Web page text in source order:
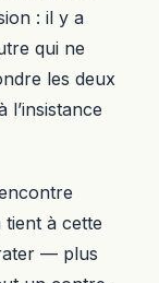
: il y a
qui ne
les deux
l’insistance
à cette
— plus